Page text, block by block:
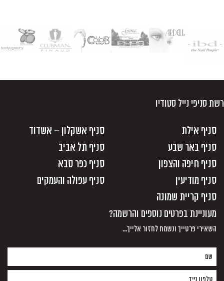
רשת סניפי נייל סטודיו
סניף אילת
סניף אשקלון – אשדוד
סניף באר שבע
סניף תל אביב
סניף חיפה והצפון
סניף כפר סבא
סניף מודיעין
סניף עפולה והעמקים
סניף קריית שמונה
מעוניינת בפרטים נוספים והרשמה?
השאירי פרטייך ונשמח לחזור אלייך...